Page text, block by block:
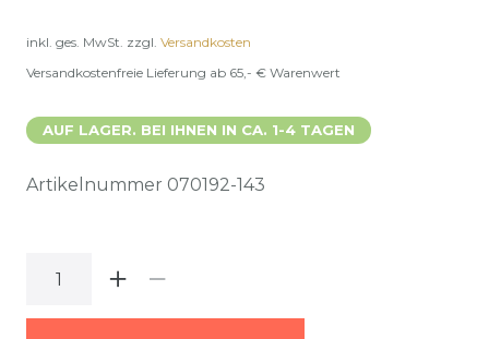
inkl. ges. MwSt. zzgl. Versandkosten
Versandkostenfreie Lieferung ab 65,- € Warenwert
AUF LAGER. BEI IHNEN IN CA. 1-4 TAGEN
Artikelnummer 070192-143